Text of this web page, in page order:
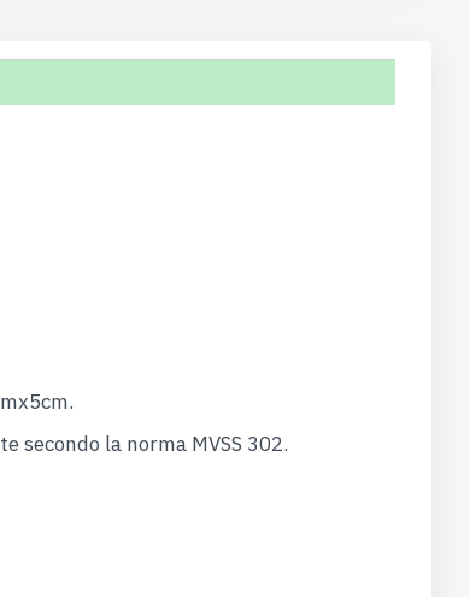
secondo la norma MVSS 302.